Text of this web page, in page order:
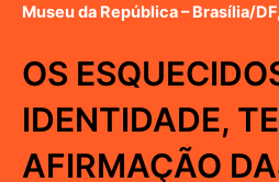
Museu da República – Brasília/
OS
IDENTIDADE,
AFIRMAÇÃO